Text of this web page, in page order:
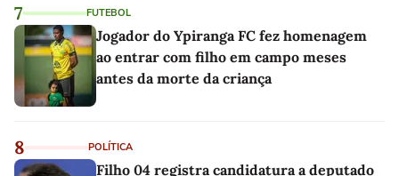
7 FUTEBOL
Jogador do Ypiranga FC fez homenagem
ao entrar com filho em campo meses
antes da morte da criança
8 POLÍTICA
Filho 04 registra candidatura a deputado